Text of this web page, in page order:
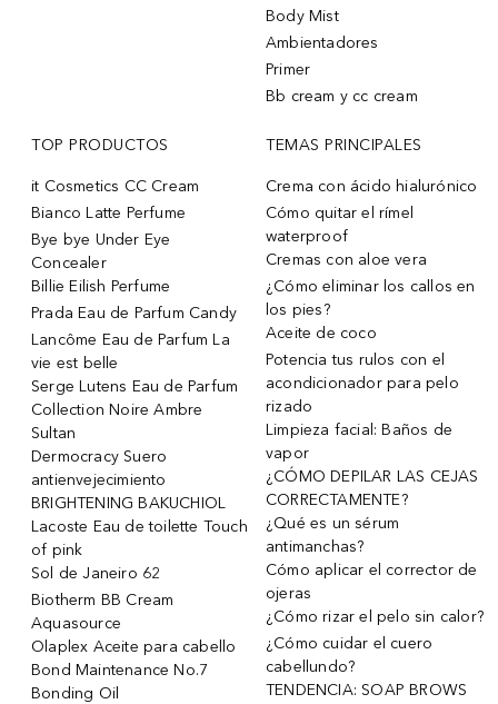
Body Mist
Ambientadores
Primer
Bb cream y cc cream
TOP PRODUCTOS
it Cosmetics CC Cream
Bianco Latte Perfume
Bye bye Under Eye
Concealer
Billie Eilish Perfume
Prada Eau de Parfum Candy
Lancôme Eau de Parfum La
vie est belle
Serge Lutens Eau de Parfum
Collection Noire Ambre
Sultan
Dermocracy Suero
antienvejecimiento
BRIGHTENING BAKUCHIOL
Lacoste Eau de toilette Touch
of pink
Sol de Janeiro 62
Biotherm BB Cream
Aquasource
Olaplex Aceite para cabello
Bond Maintenance No.7
Bonding Oil
TEMAS PRINCIPALES
Crema con ácido hialurónico
Cómo quitar el rímel
waterproof
Cremas con aloe vera
¿Cómo eliminar los callos en
los pies?
Aceite de coco
Potencia tus rulos con el
acondicionador para pelo
rizado
Limpieza facial: Baños de
vapor
¿CÓMO DEPILAR LAS CEJAS
CORRECTAMENTE?
¿Qué es un sérum
antimanchas?
Cómo aplicar el corrector de
ojeras
¿Cómo rizar el pelo sin calor?
¿Cómo cuidar el cuero
cabellundo?
TENDENCIA: SOAP BROWS